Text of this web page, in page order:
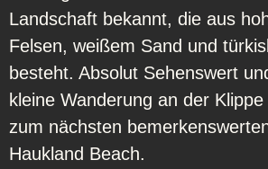
Landschaft bekannt, die aus
Felsen, weißem Sand und
besteht. Absolut Sehenswert
kleine Wanderung an der
zum nächsten
Haukland Beach.